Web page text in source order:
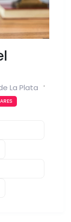
La Plata